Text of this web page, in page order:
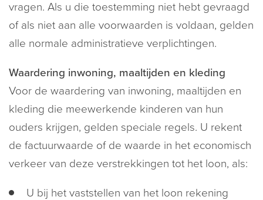
vragen. Als u die toestemming niet hebt gevraagd
of als niet aan alle voorwaarden is voldaan, gelden
alle normale administratieve verplichtingen.
Waardering inwoning, maaltijden en kleding
Voor de waardering van inwoning, maaltijden en
kleding die meewerkende kinderen van hun
ouders krijgen, gelden speciale regels. U rekent
de factuurwaarde of de waarde in het economisch
verkeer van deze verstrekkingen tot het loon, als:
U bij het vaststellen van het loon rekening